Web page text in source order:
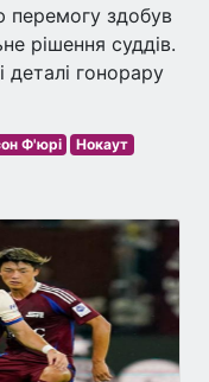
перемогу здобув
рішення суддів.
гонорару
Ф'юрі Нокаут